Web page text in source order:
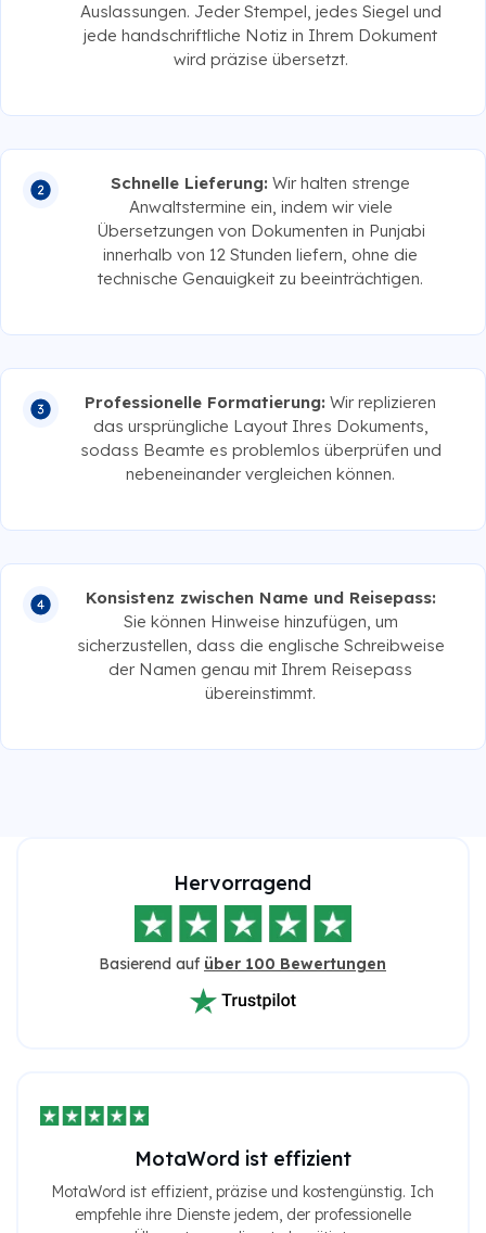
Auslassungen. Jeder Stempel, jedes Siegel und
jede handschriftliche Notiz in Ihrem Dokument
wird präzise übersetzt.
Schnelle Lieferung: Wir halten strenge
Anwaltstermine ein, indem wir viele
Übersetzungen von Dokumenten in Punjabi
innerhalb von 12 Stunden liefern, ohne die
technische Genauigkeit zu beeinträchtigen.
Professionelle Formatierung: Wir replizieren
das ursprüngliche Layout Ihres Dokuments,
sodass Beamte es problemlos überprüfen und
nebeneinander vergleichen können.
Konsistenz zwischen Name und Reisepass:
Sie können Hinweise hinzufügen, um
sicherzustellen, dass die englische Schreibweise
der Namen genau mit Ihrem Reisepass
übereinstimmt.
Hervorragend
Basierend auf über 100 Bewertungen
MotaWord ist effizient
MotaWord ist effizient, präzise und kostengünstig. Ich
empfehle ihre Dienste jedem, der professionelle